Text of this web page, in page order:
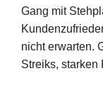
Gang mit
nicht erwarten.
Streiks, starken